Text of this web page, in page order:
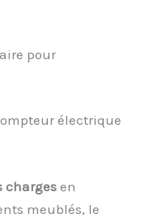
pour
électrique
charges en
meublés, le